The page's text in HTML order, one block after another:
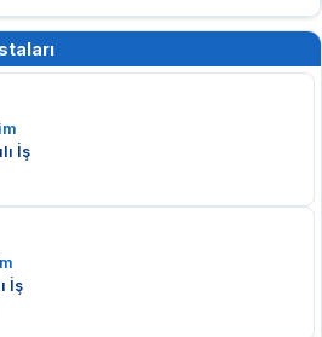
İş
İş